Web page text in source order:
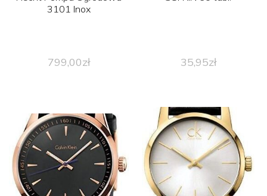
3101 Inox
799,00zł 35,95zł